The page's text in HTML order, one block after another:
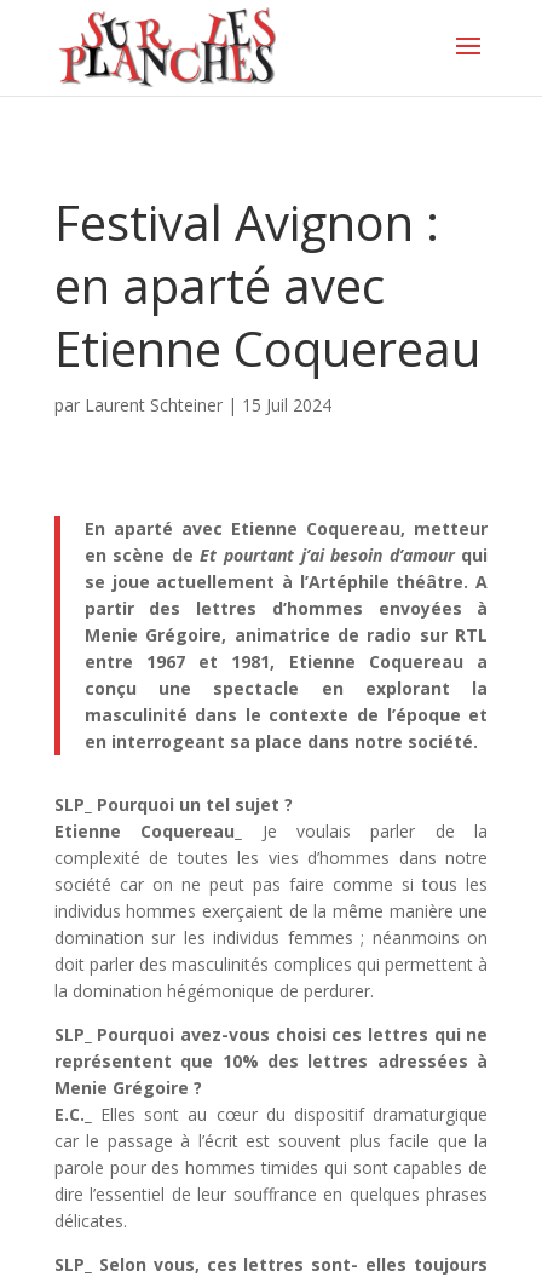
Festival Avignon :
en aparté avec
Etienne Coquereau
par Laurent Schteiner| 15 Juil 2024
En aparté avec Etienne Coquereau, metteur
en scène deEt pourtant j’ai besoin d’amour qui
se joue actuellement à l’Artéphile théâtre. A
partir des lettres d’hommes envoyées à
Menie Grégoire, animatrice de radio sur RTL
entre 1967 et 1981, Etienne Coquereau a
conçu une spectacle en explorant la
masculinité dans le contexte de l’époque et
en interrogeant sa place dans notre société.
SLP_ Pourquoi un tel sujet ?
Etienne Coquereau_
Je voulais parler de la
complexité de toutes les vies d’hommes dans notre
société car on ne peut pas faire comme si tous les
individus hommes exerçaient de la même manière une
domination sur les individus femmes ; néanmoins on
doit parler des masculinités complices qui permettent à
la domination hégémonique de perdurer.
SLP_
Pourquoi avez-vous choisi ces lettres qui ne
représentent que 10% des lettres adressées à
Menie Grégoire ?
E.C._
Elles sont au cœur du dispositif dramaturgique
car le passage à l’écrit est souvent plus facile que la
parole pour des hommes timides qui sont capables de
dire l’essentiel de leur souffrance en quelques phrases
délicates.
SLP_ Selon vous, ces lettres sont- elles toujours